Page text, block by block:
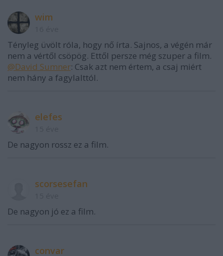
wim
Tényleg üvölt róla, hogy nő írta. Sajnos, a végén már
nem a vértől csöpög. Ettől persze még szuper a film.
@David Sumner: Csak azt nem értem, a csaj miért
nem hány a fagylalttól.
elefes
De nagyon rossz ez a film.
scorsesefan
De nagyon jó ez a film.
convar